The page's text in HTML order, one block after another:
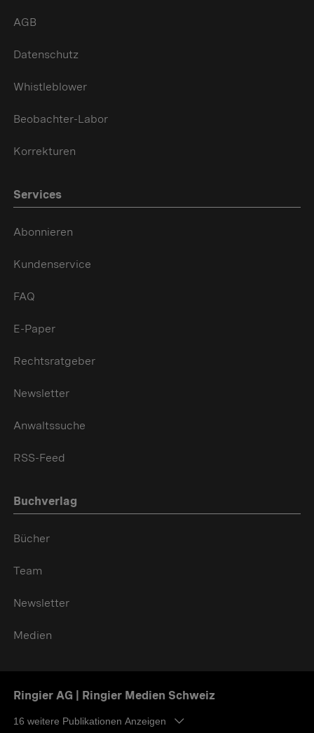
AGB
Datenschutz
Whistleblower
Beobachter-Labor
Korrekturen
Services
Abonnieren
Kundenservice
FAQ
E-Paper
Rechtsratgeber
Newsletter
Anwaltssuche
RSS-Feed
Buchverlag
Bücher
Team
Newsletter
Medien
Ringier AG | Ringier Medien Schweiz
16 weitere Publikationen Anzeigen